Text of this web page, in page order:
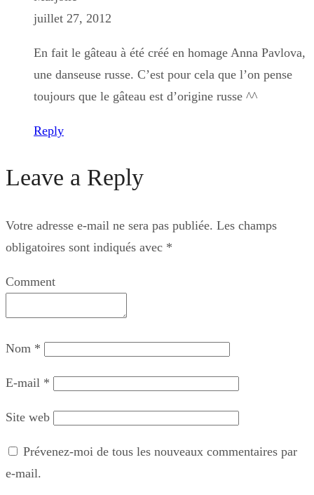
juillet 27, 2012
En fait le gâteau à été créé en homage Anna Pavlova,
une danseuse russe. C’est pour cela que l’on pense
toujours que le gâteau est d’origine russe ^^
Reply
Leave a Reply
Votre adresse e-mail ne sera pas publiée. Les champs
obligatoires sont indiqués avec *
Comment
Nom *
E-mail *
Site web
Prévenez-moi de tous les nouveaux commentaires par
e-mail.